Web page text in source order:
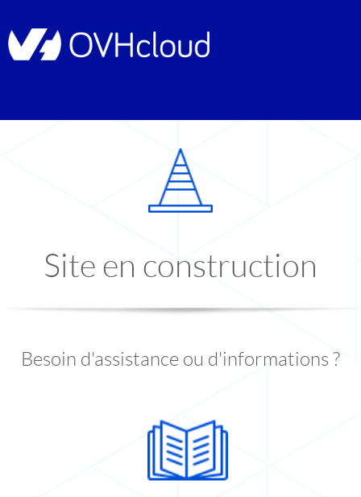
Site en construction
Besoin d'assistance ou d'informations ?